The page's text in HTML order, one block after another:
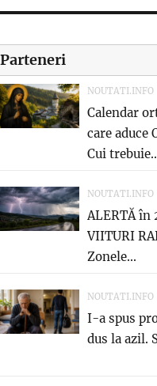
Parteneri
NOUTATI.INFO
Calendar
care aduce
Cui
NOUTATI.INFO
ALERTĂ în
VIITURI
Zonele...
NOUTATI.INFO
I-a spus
dus la azil.